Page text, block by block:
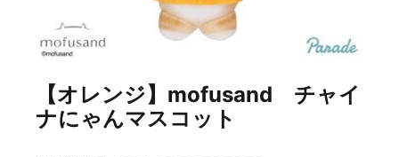
【オレンジ】mofusand チャイ
ナにゃんマスコット